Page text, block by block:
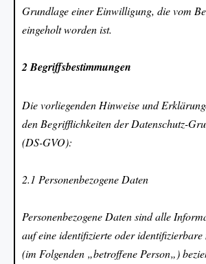
Grundlage einer Einwilligung, die vom
eingeholt worden ist.
2 Begriffsbestimmungen
Die vorliegenden Hinweise und
den Begrifflichkeiten der Datenschutz-
(DS-GVO):
2.1 Personenbezogene Daten
Personenbezogene Daten sind alle
auf eine identifizierte oder
(im Folgenden „betroffene Person„)